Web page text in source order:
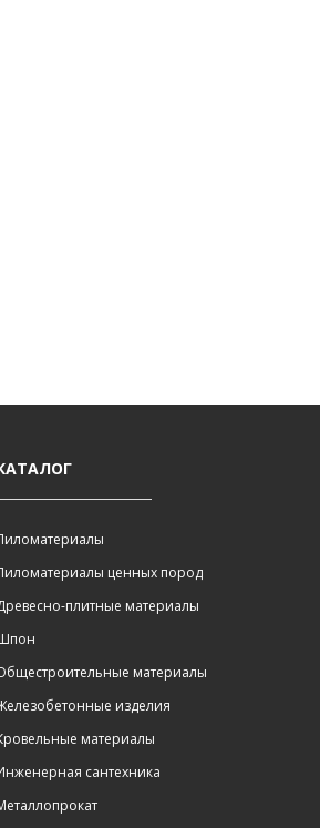
ценных пород
плитные материалы
материалы
изделия
материалы
сантехника